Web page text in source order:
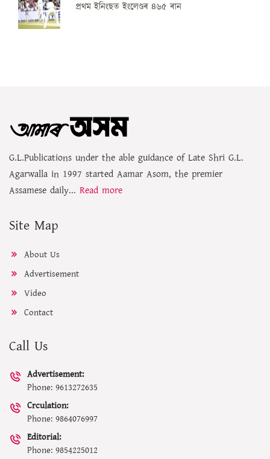
প্ৰথম ইনিংছত ইংলেণ্ডৰ ৪৬৫ ৰান
G.L.Publications under the able guidance of Late Shri G.L.
Agarwalla in 1997 started Aamar Asom, the premier
Assamese daily... Read more
Site Map
About Us
Advertisement
Video
Contact
Call Us
Advertisement:
Phone: 9613272635
Crculation:
Phone: 9864076997
Editorial:
Phone: 9854225012